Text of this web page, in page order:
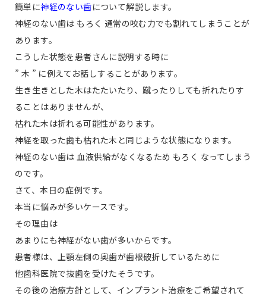
簡単に神経のない歯について解説します。
神経のない歯は もろく 通常の咬む力でも割れてしまうことが
あります。
こうした状態を患者さんに説明する時に
” 木 ” に例えてお話しすることがあります。
生き生きとした木はたたいたり、蹴ったりしても折れたりす
ることはありませんが、
枯れた木は折れる可能性があります。
神経を取った歯も枯れた木と同じような状態になります。
神経のない歯は 血液供給がなくなるため もろく なってしまう
のです。
さて、本日の症例です。
本当に悩みが多いケースです。
その理由は
あまりにも神経がない歯が多いからです。
患者様は、上顎左側の奥歯が歯根破折しているために
他歯科医院で抜歯を受けたそうです。
その後の治療方針として、インプラント治療をご希望されて